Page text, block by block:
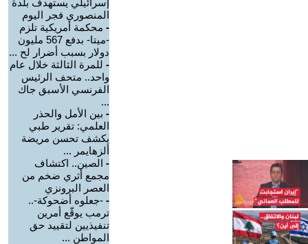
إسرائيلي يستهدف بلدة
المنصوري فجر اليوم
- محكمة أمريكية تلزم
-ميتا- بدفع 567 مليون
دولار بسبب أضرار لح ...
- للمرة الثالثة خلال عام
واحد.. متحف الرئيس
الفرنسي الأسبق جاك
...
- بين الأمل والحذر
العلمي: تقرير طبي
يكشف تحسن مريضة
ألزهايمر ...
- الصين.. اكتشاف
مجمع أثري ضخم من
العصر البرونزي
- -جعلوه أضحوكة-..
ترمب يوقّع أمرين
تنفيذيين لتقييد حق
المواطن ...